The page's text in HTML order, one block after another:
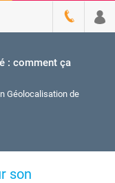
: comment ça
Géolocalisation de
son